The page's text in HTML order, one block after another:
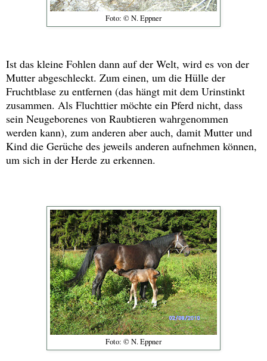
Foto: © N. Eppner
Ist das kleine Fohlen dann auf der Welt, wird es von der
Mutter abgeschleckt. Zum einen, um die Hülle der
Fruchtblase zu entfernen (das hängt mit dem Urinstinkt
zusammen. Als Fluchttier möchte ein Pferd nicht, dass
sein Neugeborenes von Raubtieren wahrgenommen
werden kann), zum anderen aber auch, damit Mutter und
Kind die Gerüche des jeweils anderen aufnehmen können,
um sich in der Herde zu erkennen.
Foto: © N. Eppner